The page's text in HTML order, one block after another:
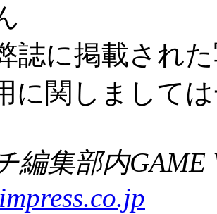
誌に掲載され
に関しまして
編集部内GAME